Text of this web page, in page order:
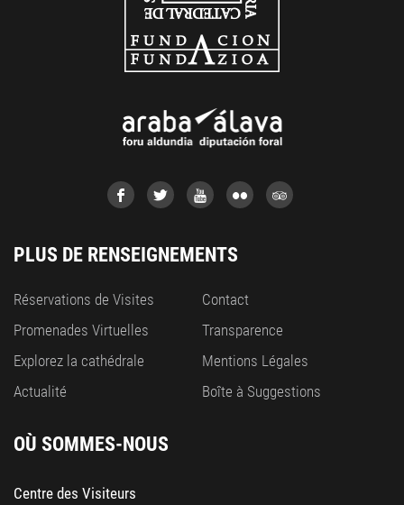
PLUS DE RENSEIGNEMENTS
Réservations de Visites
Promenades Virtuelles
Explorez la cathédrale
Actualité
Contact
Transparence
Mentions Légales
Boîte à Suggestions
OÙ SOMMES-NOUS
Centre des Visiteurs